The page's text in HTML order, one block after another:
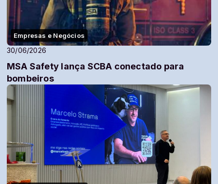
Empresas e Negócios
30/06/2026
MSA Safety lança SCBA conectado para
bombeiros